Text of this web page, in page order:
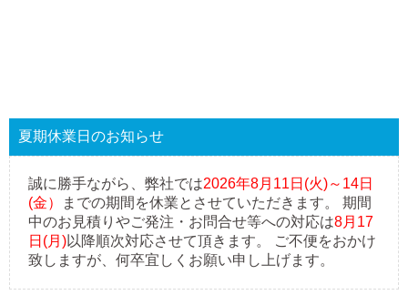
夏期休業日のお知らせ
誠に勝手ながら、弊社では2026年8月11日(火)～14日
(金）
までの期間を休業とさせていただきます。 期間
中のお見積りやご発注・お問合せ等への対応は8月17
日(月)以降順次対応させて頂きます。 ご不便をおかけ
致しますが、何卒宜しくお願い申し上げます。